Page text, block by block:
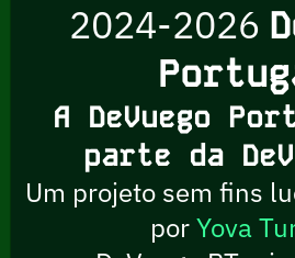
2024-2026
A DeVuego
parte da
Um projeto sem fins
porYova